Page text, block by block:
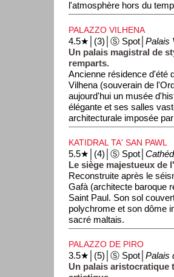
l'atmosphère hors du
PALAZZO VILHENA
4.5★│(3)│Ⓢ Spot│Palais
Un palais magistral de
remparts.
Ancienne résidence d'été
Vilhena (souverain de
aujourd'hui un musée
élégante et ses salles
architecturale imposée
KATIDRAL TA' SAN PAWL
5.5★│(4)│Ⓢ Spot│
Le siège majestueux de
Reconstruite après le
Gafà (architecte baroque
Saint Paul. Son sol
polychrome et son dôme
sacré maltais.
PALAZZO DE PIRO
3.5★│(5)│Ⓢ Spot│Palais
Un palais aristocratique